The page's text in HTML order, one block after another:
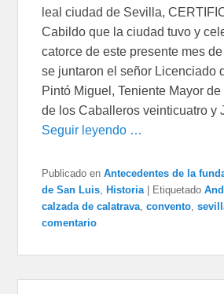
leal ciudad de Sevilla,
Cabildo que la ciudad tuvo y
catorce de este presente mes
se juntaron el señor Licenciado
Pintó Miguel, Teniente Mayor
de los Caballeros veinticuatro y
Seguir leyendo …
Publicado en Antecedentes de la
de San Luis
Historia Etiquetado
calzada de calatrava ,convento ,
comentario